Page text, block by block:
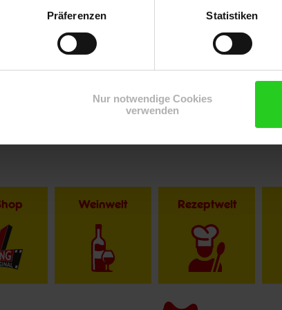
Präferenzen Statistiken
Nur notwendige Cookies
verwenden
Weinwelt Rezeptwelt